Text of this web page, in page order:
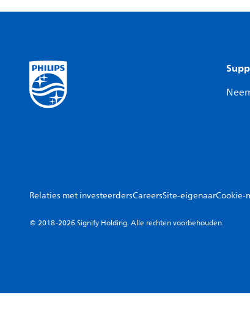
Relaties met investeerdersCareersSite-eigenaarCookie-
© 2018-2026 Signify Holding. Alle rechten voorbehouden.